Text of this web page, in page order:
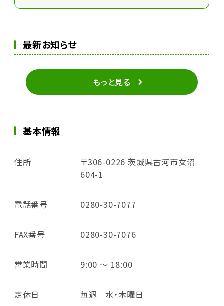
最新お知らせ
もっと見る
基本情報
住所
〒306-0226 茨城県古河市女沼
604-1
電話番号 0280-30-7077
FAX番号 0280-30-7076
営業時間 9:00 ～ 18:00
定休日 毎週 水・木曜日